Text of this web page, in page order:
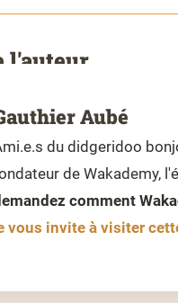
l'auteur
Aubé
du didgeridoo
de Wakademy,
comment
vous invite à visiter